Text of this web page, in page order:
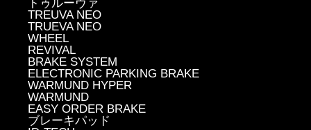
トゥルーヴァ
TREUVA NEO
TRUEVA NEO
WHEEL
REVIVAL
BRAKE SYSTEM
ELECTRONIC PARKING BRAKE
WARMUND HYPER
WARMUND
EASY ORDER BRAKE
ブレーキパッド